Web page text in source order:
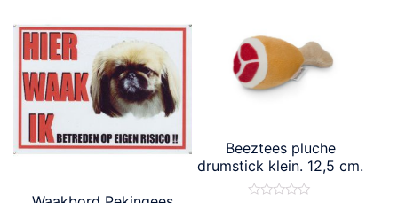
Beeztees pluche
drumstick klein. 12,5 cm.